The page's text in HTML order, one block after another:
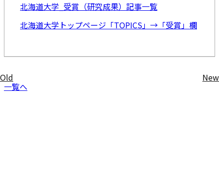
北海道大学_受賞（研究成果）記事一覧
北海道大学トップページ「TOPICS」→「受賞」欄
Old
一覧へ
New